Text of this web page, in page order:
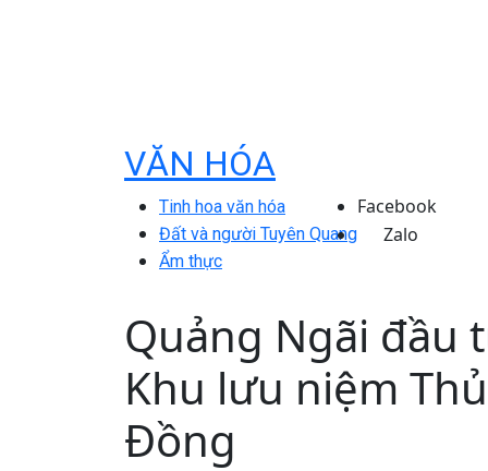
VĂN HÓA
Tinh hoa văn hóa
Đất và người Tuyên Quang
Ẩm thực
Facebook
Zalo
Quảng Ngãi đầu
Khu lưu niệm
Đồng